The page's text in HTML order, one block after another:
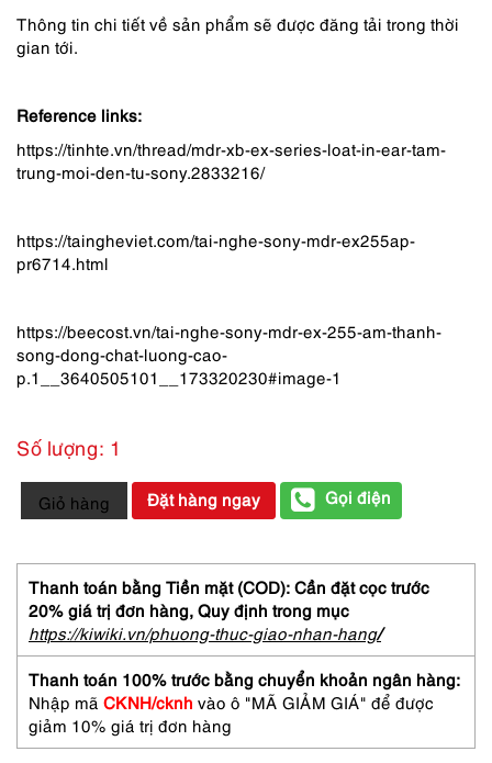
gốc
hiện
Thông tin chi tiết về sản phẩm sẽ được đăng tải trong thời
gian tới.
Reference links:
https://tinhte.vn/thread/mdr-xb-ex-series-loat-in-ear-tam-
trung-moi-den-tu-sony.2833216/
https://taingheviet.com/tai-nghe-sony-mdr-ex255ap-
pr6714.html
https://beecost.vn/tai-nghe-sony-mdr-ex-255-am-thanh-
song-dong-chat-luong-cao-
p.1__3640505101__173320230#image-1
Số lượng: 1
9502-
Tai
dây-
SONY
MDR
EX255
earphones
số
lượng
Giỏ hàng Đặt hàng ngay Gọi điện
Thanh toán bằng Tiền mặt (COD): Cần đặt cọc trước
20% giá trị đơn hàng, Quy định trong mục
https://kiwiki.vn/phuong-thuc-giao-nhan-hang/
Thanh toán 100% trước bằng chuyển khoản ngân hàng:
Nhập mã CKNH/cknh vào ô "MÃ GIẢM GIÁ" để được
giảm 10% giá trị đơn hàng